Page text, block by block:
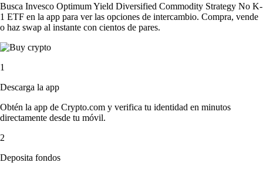
Busca Invesco Optimum Yield Diversified Commodity Strategy No K-
1 ETF en la app para ver las opciones de intercambio. Compra, vende
o haz swap al instante con cientos de pares.
1
Descarga la app
Obtén la app de Crypto.com y verifica tu identidad en minutos
directamente desde tu móvil.
2
Deposita fondos